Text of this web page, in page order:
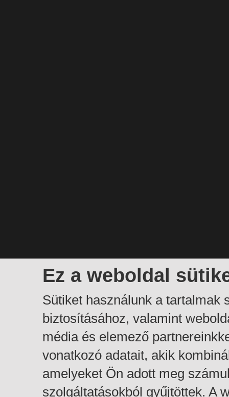
Ez a weboldal
Sütiket használunk a tartalmak
biztosításához, valamint
média és elemező
vonatkozó adatait, akik
amelyeket Ön adott meg
szolgáltatásokból gyűjtöttek. A